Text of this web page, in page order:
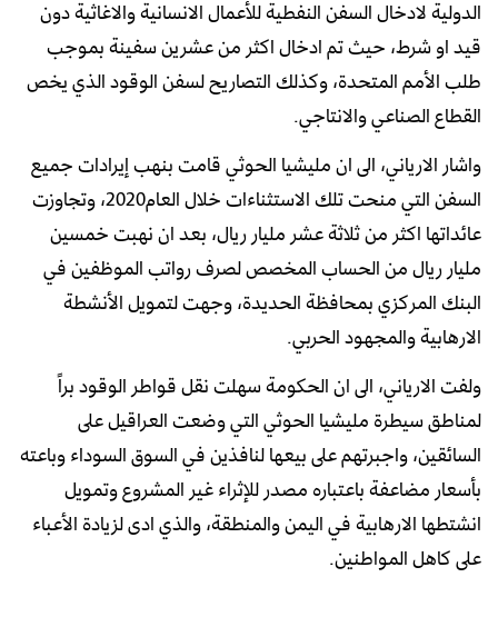
الدولية لادخال السفن النفطية للأعمال الانسانية والاغاثية دون
قيد او شرط، حيث تم ادخال اكثر من عشرين سفينة بموجب
طلب الأمم المتحدة، وكذلك التصاريح لسفن الوقود الذي يخص
القطاع الصناعي والانتاجي‏.
واشار الارياني، الى ان مليشيا الحوثي قامت بنهب إيرادات جميع
السفن التي منحت تلك الاستثناءات خلال العام2020، وتجاوزت
عائداتها اكثر من ثلاثة عشر مليار ريال، بعد ان نهبت خمسين
مليار ريال من الحساب المخصص لصرف رواتب الموظفين في
البنك المركزي بمحافظة الحديدة، وجهت لتمويل الأنشطة
الارهابية والمجهود الحربي‏.
ولفت الارياني، الى ان الحكومة سهلت نقل قواطر الوقود براً
لمناطق سيطرة مليشيا الحوثي التي وضعت العراقيل على
السائقين، واجبرتهم على بيعها لنافذين في السوق السوداء وباعته
بأسعار مضاعفة باعتباره مصدر للإثراء غير المشروع وتمويل
انشتطها الارهابية في اليمن والمنطقة، والذي ادى لزيادة الأعباء
على كاهل المواطنين‏.